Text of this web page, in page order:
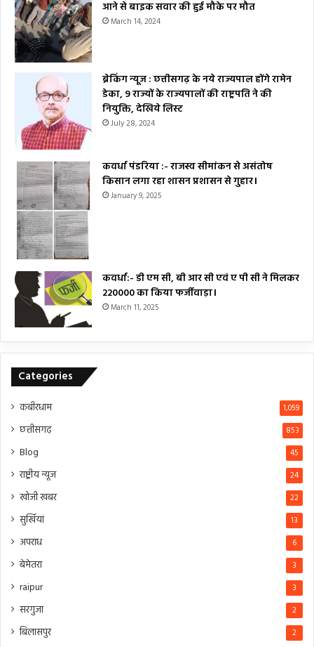
आने से बाइक सवार की हुई मौके पर मौत
March 14, 2024
ब्रेकिंग न्यूज : छत्तीसगढ़ के नये राज्यपाल होंगे रामेन
डेका, 9 राज्यों के राज्यपालों की राष्ट्रपति ने की
नियुक्ति, देखिये लिस्ट
July 28, 2024
कवर्धा पंडरिया :- राजस्व सीमांकन से असंतोष
किसान लगा रहा शासन प्रशासन से गुहार।
January 9, 2025
कवर्धा:- डी एम सी, बी आर सी एवं ए पी सी ने मिलकर
₹220000 का किया फर्जीवाड़ा।
March 11, 2025
Categories
कबीरधाम 1,059
छत्तीसगढ़ 853
Blog 45
राष्ट्रीय न्यूज 24
खोजी खबर 22
सुर्खियां 13
अपराध 6
बेमेतरा 3
raipur 3
सरगुजा 2
बिलासपुर 2